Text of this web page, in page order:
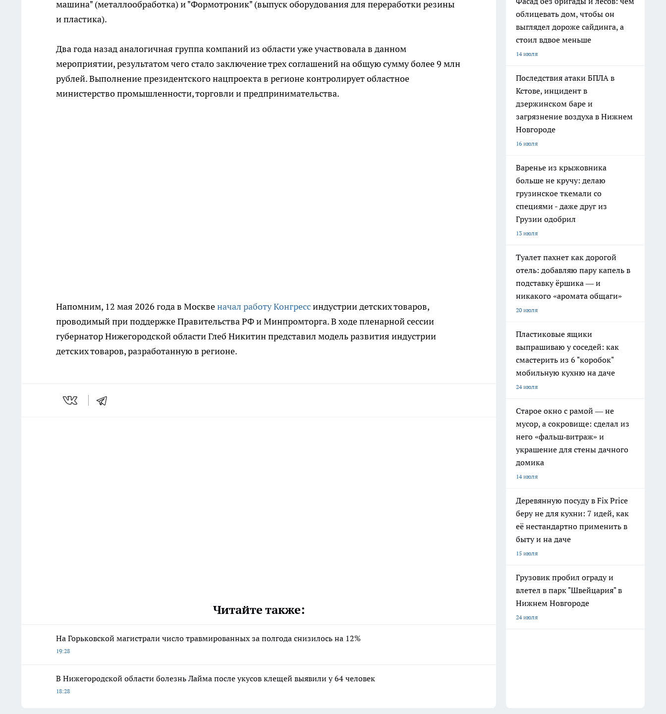
машина" (металлообработка) и "Формотроник" (выпуск оборудования для переработки резины
и пластика).
Два года назад аналогичная группа компаний из области уже участвовала в данном
мероприятии, результатом чего стало заключение трех соглашений на общую сумму более 9 млн
рублей. Выполнение президентского нацпроекта в регионе контролирует областное
министерство промышленности, торговли и предпринимательства.
Напомним, 12 мая 2026 года в Москвеначал работу Конгрессиндустрии детских товаров,
проводимый при поддержке Правительства РФ и Минпромторга. В ходе пленарной сессии
губернатор Нижегородской области Глеб Никитин представил модель развития индустрии
детских товаров, разработанную в регионе.
Читайте также:
На Горьковской магистрали число травмированных за полгода снизилось на 12%
19:28
В Нижегородской области болезнь Лайма после укусов клещей выявили у 64 человек
18:28
облицевать дом, чтобы он
выглядел дороже сайдинга, а
стоил вдвое меньше
14 июля
Последствия атаки БПЛА в
Кстове, инцидент в
дзержинском баре и
загрязнение воздуха в Нижнем
Новгороде
16 июля
Варенье из крыжовника
больше не кручу: делаю
грузинское ткемали со
специями - даже друг из
Грузии одобрил
13 июля
Туалет пахнет как дорогой
отель: добавляю пару капель в
подставку ёршика — и
никакого «аромата общаги»
20 июля
Пластиковые ящики
выпрашиваю у соседей: как
смастерить из 6 "коробок"
мобильную кухню на даче
24 июля
Старое окно с рамой — не
мусор, а сокровище: сделал из
него «фальш‑витраж» и
украшение для стены дачного
домика
14 июля
Деревянную посуду в Fix Price
беру не для кухни: 7 идей, как
её нестандартно применить в
быту и на даче
15 июля
Грузовик пробил ограду и
влетел в парк "Швейцария" в
Нижнем Новгороде
24 июля